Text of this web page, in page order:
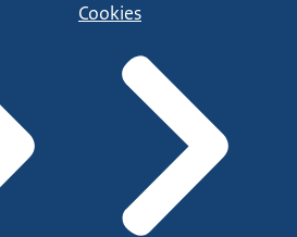
Cookies